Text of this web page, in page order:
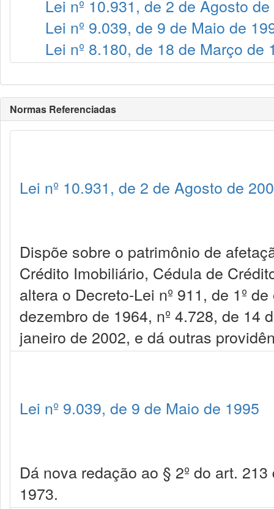
Lei nº 10.931, de 2 de Agosto
Lei nº 9.039, de 9 de Maio de
Lei nº 8.180, de 18 de Março de
Normas Referenciadas
Lei nº 10.931, de 2 de Agosto de
Dispõe sobre o patrimônio de
Crédito Imobiliário, Cédula de
altera o Decreto-Lei nº 911, de 1º
dezembro de 1964, nº 4.728, de 14
janeiro de 2002, e dá outras
Lei nº 9.039, de 9 de Maio de 1995
Dá nova redação ao § 2º do art.
1973.